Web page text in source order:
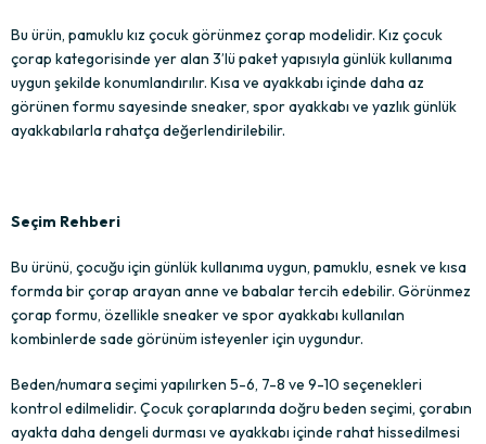
Bu ürün, pamuklu kız çocuk görünmez çorap modelidir. Kız çocuk
çorap kategorisinde yer alan 3’lü paket yapısıyla günlük kullanıma
uygun şekilde konumlandırılır. Kısa ve ayakkabı içinde daha az
görünen formu sayesinde sneaker, spor ayakkabı ve yazlık günlük
ayakkabılarla rahatça değerlendirilebilir.
Seçim Rehberi
Bu ürünü, çocuğu için günlük kullanıma uygun, pamuklu, esnek ve kısa
formda bir çorap arayan anne ve babalar tercih edebilir. Görünmez
çorap formu, özellikle sneaker ve spor ayakkabı kullanılan
kombinlerde sade görünüm isteyenler için uygundur.
Beden/numara seçimi yapılırken 5-6, 7-8 ve 9-10 seçenekleri
kontrol edilmelidir. Çocuk çoraplarında doğru beden seçimi, çorabın
ayakta daha dengeli durması ve ayakkabı içinde rahat hissedilmesi